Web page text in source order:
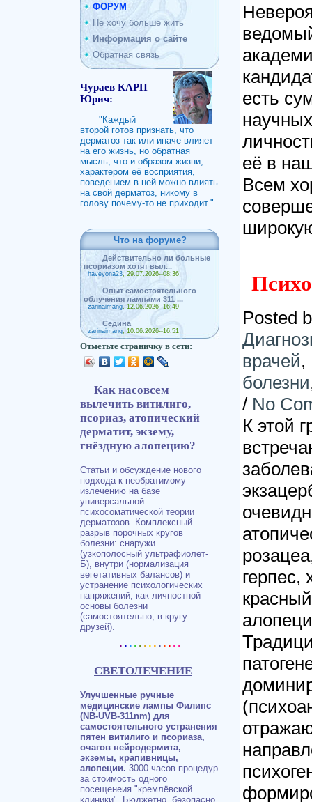
ФОРУМ
Не хочу больше жить
Информация о сайте
Обратная связь
Чураев КАРП
Юрич:
"Каждый
второй готов признать, что
дерматоз так или иначе влияет
на его жизнь, но обратная
мысль, что и образом жизни,
характером её восприятия,
поведением в ней можно влиять
на свой дерматоз, никому в
голову почему-то не приходит."
Что на форуме?
Действительно ли больные
псориазом хотят выл...
haveyona23 , 29.07.2026--08:36
Опыт самостоятельного
облучения лампами 311 ...
zarinaimang , 12.06.2026--16:49
Седина
zarinaimang, 10.06.2026--16:51
Отметьте страничку в сети:
Как насовсем
вылечить витилиго,
псориаз, атопический
дерматит, экзему,
гнёздную алопецию?
Статьи и обсуждение нового
подхода к необратимому
излечению на базе
универсальной
психосоматической теории
дерматозов. Комплексный
разрыв порочных кругов
болезни: снаружи
(узкополосный ультрафиолет-
Б), внутри (нормализация
вегетативных балансов) и
устранение психологических
напряжений, как личностной
основы болезни
(самостоятельно, в кругу
друзей).
.............
СВЕТОЛЕЧЕНИЕ
Улучшенные ручные
медицинские лампы Филипс
(NB-UVB-311nm) для
самостоятельного устранения
пятен витилиго и псориаза,
очагов нейродермита,
экземы, крапивницы,
алопеции. 3000 часов процедур
за стоимость одного
посещенеия "кремлёвской
клиники". Бюджетно, безопасно,
есть
её в
Всем
Posted
врачей,
болезни
/ No
К этой
герпес,